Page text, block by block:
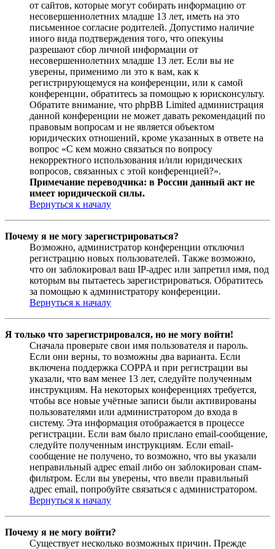
от сайтов, которые могут собирать информацию от
несовершеннолетних младше 13 лет, иметь на это
письменное согласие родителей. Допустимо наличие
иного вида подтверждения того, что опекуны
разрешают сбор личной информации от
несовершеннолетних младше 13 лет. Если вы не
уверены, применимо ли это к вам, как к
регистрирующемуся на конференции, или к самой
конференции, обратитесь за помощью к юрисконсульту.
Обратите внимание, что phpBB Limited администрация
данной конференции не может давать рекомендаций по
правовым вопросам и не является объектом
юридических отношений, кроме указанных в ответе на
вопрос «С кем можно связаться по вопросу
некорректного использования и/или юридических
вопросов, связанных с этой конференцией?».
Примечание переводчика: в России данный акт не
имеет юридической силы.
Вернуться к началу
Почему я не могу зарегистрироваться?
Возможно, администратор конференции отключил
регистрацию новых пользователей. Также возможно,
что он заблокировал ваш IP-адрес или запретил имя, под
которым вы пытаетесь зарегистрироваться. Обратитесь
за помощью к администратору конференции.
Вернуться к началу
Я только что зарегистрировался, но не могу войти!
Сначала проверьте свои имя пользователя и пароль.
Если они верны, то возможны два варианта. Если
включена поддержка COPPA и при регистрации вы
указали, что вам менее 13 лет, следуйте полученным
инструкциям. На некоторых конференциях требуется,
чтобы все новые учётные записи были активированы
пользователями или администратором до входа в
систему. Эта информация отображается в процессе
регистрации. Если вам было прислано email-сообщение,
следуйте полученным инструкциям. Если email-
сообщение не получено, то возможно, что вы указали
неправильный адрес email либо он заблокирован спам-
фильтром. Если вы уверены, что ввели правильный
адрес email, попробуйте связаться с администратором.
Вернуться к началу
Почему я не могу войти?
Существует несколько возможных причин. Прежде